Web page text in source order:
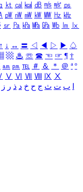
㏏ ㎈ ㎉ ㏈ ㎧ ㎨ ㎰
㎺ ㎻ ㎽ ㎾ ㎿ ㎐ ㎑
㏛ ㎩ ㎪ ㎫ ㎬ ㏝ ㏐
㏓
↑ ↓ ↔ 〓 ◁ ◀ ▷ ▶ ♤
▩ ♨ ☏ ☎ ☜ ☞ ¶ †
㏂ ㏘ ℡ ＃ ＆ ＊ ＠ ª º
Ⅴ Ⅵ Ⅶ Ⅷ Ⅸ Ⅹ
ب ت ث ج ح خ د ذ ر ز